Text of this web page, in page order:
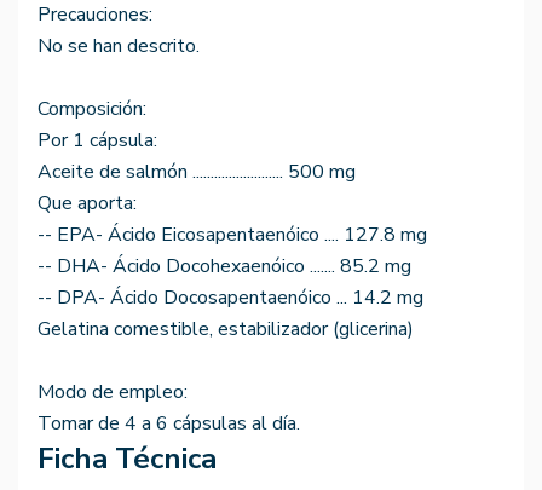
Precauciones:
No se han descrito.
Composición:
Por 1 cápsula:
Aceite de salmón ......................... 500 mg
Que aporta:
-- EPA- Ácido Eicosapentaenóico .... 127.8 mg
-- DHA- Ácido Docohexaenóico ....... 85.2 mg
-- DPA- Ácido Docosapentaenóico ... 14.2 mg
Gelatina comestible, estabilizador (glicerina)
Modo de empleo:
Tomar de 4 a 6 cápsulas al día.
Ficha Técnica